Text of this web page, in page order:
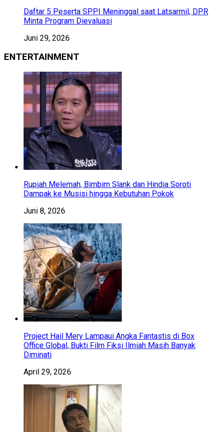
Daftar 5 Peserta SPPI Meninggal saat Latsarmil, DPR
Minta Program Dievaluasi
Juni 29, 2026
ENTERTAINMENT
Rupiah Melemah, Bimbim Slank dan Hindia Soroti
Dampak ke Musisi hingga Kebutuhan Pokok
Juni 8, 2026
Project Hail Mery Lampaui Angka Fantastis di Box
Office Global, Bukti Film Fiksi Ilmiah Masih Banyak
Diminati
April 29, 2026